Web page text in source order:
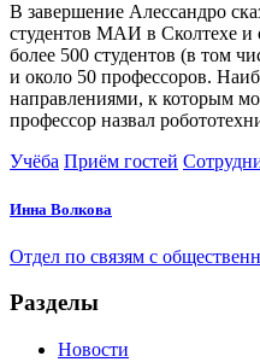
В завершение Алессандро
студентов МАИ в Сколтехе и
более 500 студентов (в том
и около 50 профессоров.
направлениями, к которым
профессор назвал
Учёба Приём гостей
Инна Волкова
Отдел по связям с
Разделы
Новости